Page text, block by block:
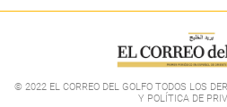
© 2022 EL CORREO DEL GOLFO TODOS LOS
Y POLÍTICA DE